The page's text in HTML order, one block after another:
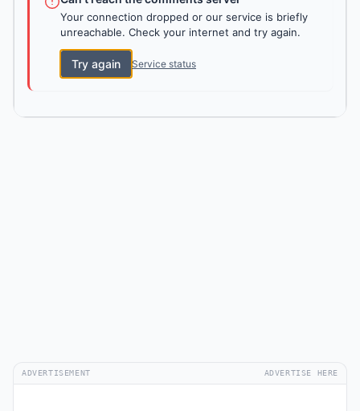
Your connection dropped or our service is briefly
unreachable. Check your internet and try again.
Try again Service status
ADVERTISEMENT ADVERTISE HERE